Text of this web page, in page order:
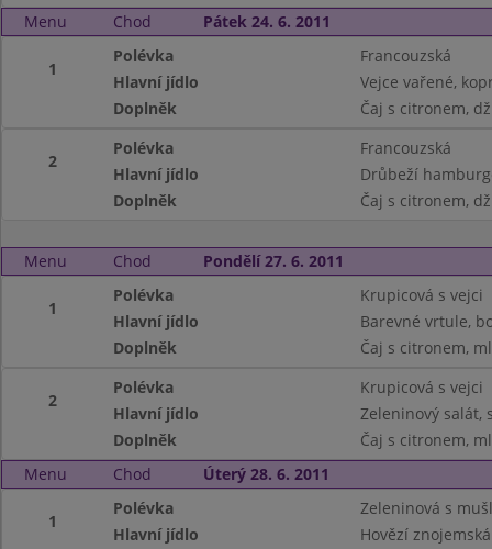
Menu
Chod Pátek 24. 6. 2011
1
Polévka
Francouzská
Hlavní jídlo
Vejce vařené,
Doplněk
Čaj s citronem,
2
Polévka
Francouzská
Hlavní jídlo
Drůbeží
Doplněk
Čaj s citronem,
Menu Chod Pondělí 27. 6. 2011
1
Polévka
Krupicová s vejci
Hlavní jídlo
Barevné vrtule,
Doplněk
Čaj s citronem,
2
Polévka
Krupicová s vejci
Hlavní jídlo
Zeleninový salát,
Doplněk
Čaj s citronem,
Menu
Chod Úterý 28. 6. 2011
1
Polévka
Zeleninová s
Hlavní jídlo
Hovězí